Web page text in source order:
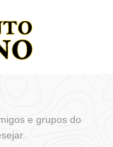
e grupos do